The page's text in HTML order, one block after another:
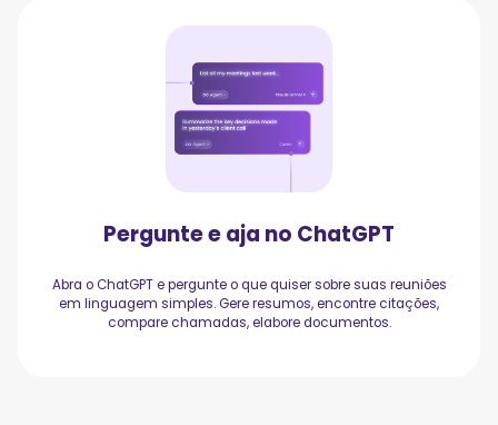
Pergunte e aja no ChatGPT
Abra o ChatGPT e pergunte o que quiser sobre suas reuniões
em linguagem simples. Gere resumos, encontre citações,
compare chamadas, elabore documentos.